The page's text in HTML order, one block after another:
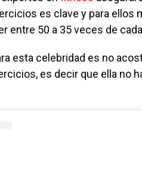
es clave y para ellos
entre 50 a 35 veces de
esta celebridad es no
es decir que ella no